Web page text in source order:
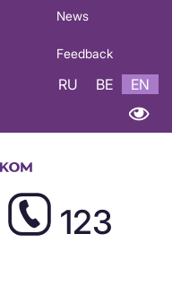
News
Feedback
RU BE EN
123